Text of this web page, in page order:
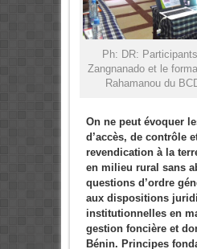
Ph: DR:
Zangnanado et le
Rahamanou du
On ne peut évoquer
d’accès, de contrôle
revendication à la
en milieu rural sans
questions d’ordre
aux dispositions
institutionnelles en
gestion foncière et
Bénin. Principes